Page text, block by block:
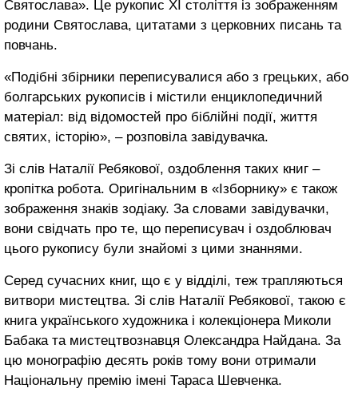
Святослава». Це рукопис ХІ століття із зображенням
родини Святослава, цитатами з церковних писань та
повчань.
«Подібні збірники переписувалися або з грецьких, або
болгарських рукописів і містили енциклопедичний
матеріал: від відомостей про біблійні події, життя
святих, історію», – розповіла завідувачка.
Зі слів Наталії Ребякової, оздоблення таких книг –
кропітка робота. Оригінальним в «Ізборнику» є також
зображення знаків зодіаку. За словами завідувачки,
вони свідчать про те, що переписувач і оздоблювач
цього рукопису були знайомі з цими знаннями.
Серед сучасних книг, що є у відділі, теж трапляються
витвори мистецтва. Зі слів Наталії Ребякової, такою є
книга українського художника і колекціонера Миколи
Бабака та мистецтвознавця Олександра Найдана. За
цю монографію десять років тому вони отримали
Національну премію імені Тараса Шевченка.